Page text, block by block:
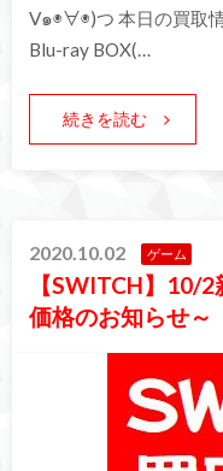
V๑◉∀◉)つ 本日の買取
Blu-ray BOX(…
続きを読む
2020.10.02 ゲーム
【SWITCH】10/
価格のお知らせ～